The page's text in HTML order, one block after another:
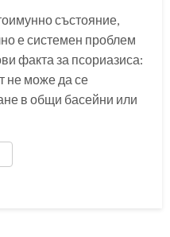
състояние,
е системен проблем
факта за псориазиса:
не може да се
в общи басейни или